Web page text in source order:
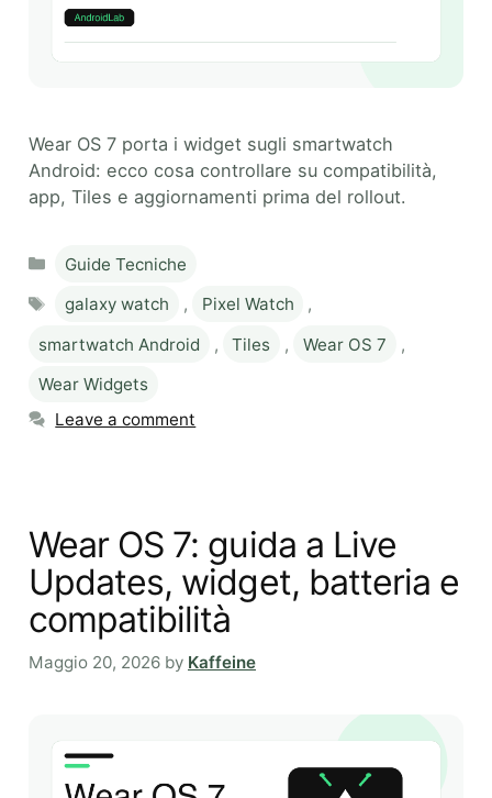
Wear OS 7 porta i widget sugli smartwatch
Android: ecco cosa controllare su compatibilità,
app, Tiles e aggiornamenti prima del rollout.
Categories
Guide Tecniche
Tags
galaxy watch , Pixel Watch
,
smartwatch Android
, Tiles , Wear OS 7
,
Wear Widgets
Leave a comment
Wear OS 7: guida a Live
Updates, widget, batteria e
compatibilità
Maggio 20, 2026 by Kaffeine